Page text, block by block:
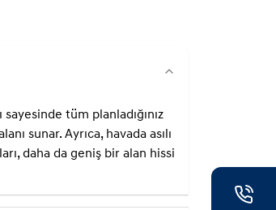
sayesinde tüm planladığınız
sunar. Ayrıca, havada asılı
daha da geniş bir alan hissi